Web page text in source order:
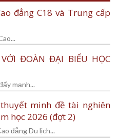
đẳng C18 và Trung cấp
ĐOÀN ĐẠI BIỂU HỌC
mạnh...
minh đề tài nghiên
học 2026 (đợt 2)
đẳng Du lịch...